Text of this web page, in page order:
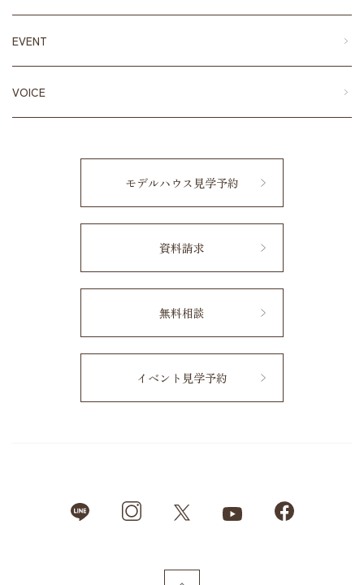
EVENT
VOICE
モデルハウス見学予約
資料請求
無料相談
イベント見学予約